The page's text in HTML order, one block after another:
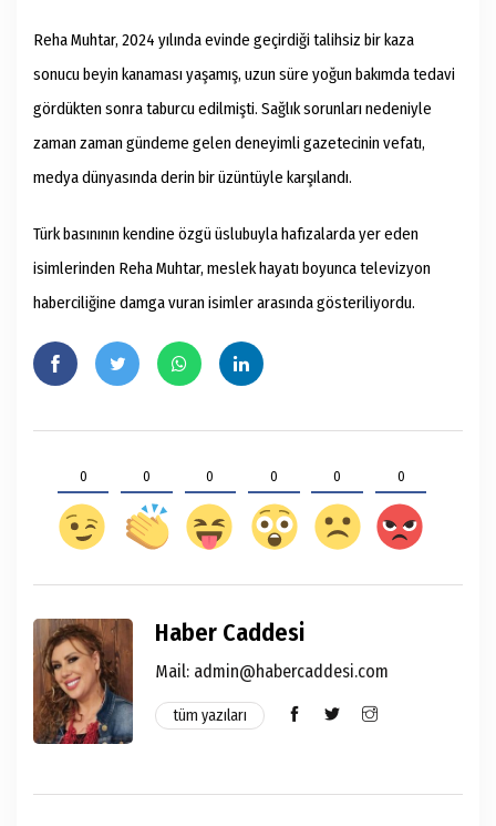
Reha Muhtar, 2024 yılında evinde geçirdiği talihsiz bir kaza
sonucu beyin kanaması yaşamış, uzun süre yoğun bakımda tedavi
gördükten sonra taburcu edilmişti. Sağlık sorunları nedeniyle
zaman zaman gündeme gelen deneyimli gazetecinin vefatı,
medya dünyasında derin bir üzüntüyle karşılandı.
Türk basınının kendine özgü üslubuyla hafızalarda yer eden
isimlerinden Reha Muhtar, meslek hayatı boyunca televizyon
haberciliğine damga vuran isimler arasında gösteriliyordu.
0 0 0 0 0 0
Haber Caddesi
Mail: admin@habercaddesi.com
tüm yazıları